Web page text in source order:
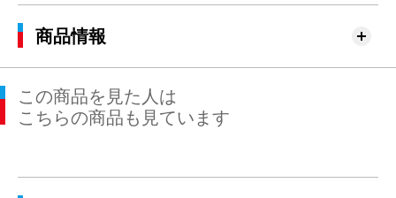
商品情報
この商品を見た人は
こちらの商品も見ています